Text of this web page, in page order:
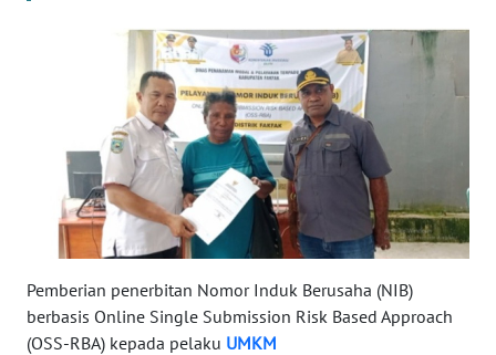
Pemberian penerbitan Nomor Induk Berusaha (NIB)
berbasis Online Single Submission Risk Based Approach
(OSS-RBA) kepada pelaku UMKM
WN
SULTENG
WN
SULBAR
WN